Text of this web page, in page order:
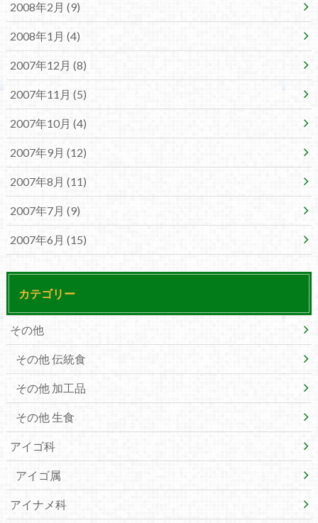
2008年2月 (9)
2008年1月 (4)
2007年12月 (8)
2007年11月 (5)
2007年10月 (4)
2007年9月 (12)
2007年8月 (11)
2007年7月 (9)
2007年6月 (15)
カテゴリー
その他
その他 伝統食
その他 加工品
その他 生食
アイゴ科
アイゴ属
アイナメ科